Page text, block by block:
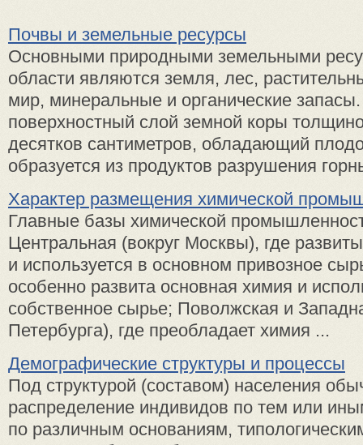
Почвы и земельные ресурсы
Основными природными земельными
области являются земля, лес,
мир, минеральные и органические
поверхностный слой земной коры
десятков сантиметров, обладающий
образуется из продуктов разрушения
Характер размещения химической
Главные базы химической
Центральная (вокруг Москвы), где
и используется в основном привозное
особенно развита основная химия и
собственное сырье; Поволжская и
Петербурга), где преобладает химия ...
Демографические структуры и процессы
Под структурой (составом) населения
распределение индивидов по тем или
по различным основаниям,